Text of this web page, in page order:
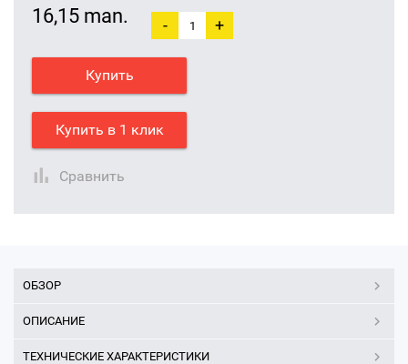
16,15 man. - +
Купить
Купить в 1 клик
Сравнить
ОБЗОР
ОПИСАНИЕ
ТЕХНИЧЕСКИЕ ХАРАКТЕРИСТИКИ